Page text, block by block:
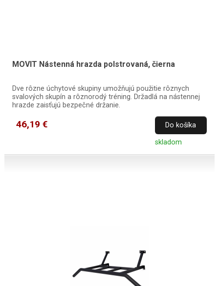
MOVIT Nástenná hrazda polstrovaná, čierna
Dve rôzne úchytové skupiny umožňujú použitie rôznych
svalových skupín a rôznorodý tréning. Držadlá na nástennej
hrazde zaisťujú bezpečné držanie.
46,19 € Do košíka
skladom